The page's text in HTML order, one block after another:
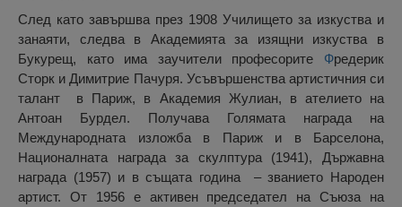
След като завършва през 1908 Училището за изкуства и
занаяти, следва в Академията за изящни изкуства в
Букурещ, като има заучители професорите Фредерик
Сторк и Димитрие Пачуря. Усъвършенства артистичния си
талант в Париж, в Академия Жулиан, в ателието на
Антоан Бурдел. Получава Голямата награда на
Международната изложба в Париж и в Барселона,
Националната награда за скулптура (1941), Държавна
награда (1957) и в същата година – званието Народен
артист. От 1956 е активен председател на Съюза на